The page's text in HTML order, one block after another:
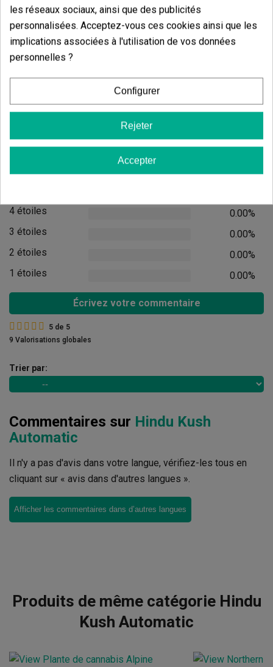
Candy Tripack
13,60 €
-20%
Ajouter au panier
Oreoz
-20%
Avis des clients
4 étoiles
0.00%
3 étoiles
0.00%
2 étoiles
0.00%
1 étoiles
0.00%
Écrivez votre commentaire
5 de 5
9 Valorisations globales
Trier par:
Commentaires sur Hindu Kush
Automatic
Il n'y a pas d'avis dans votre langue, vérifiez-les tous en
cliquant sur « avis dans d'autres langues ».
Afficher les commentaires dans d’autres langues
Produits de même catégorie Hindu
Kush Automatic
les réseaux sociaux, ainsi que des publicités
personnalisées. Acceptez-vous ces cookies ainsi que les
implications associées à l'utilisation de vos données
personnelles ?
Configurer
Rejeter
Accepter